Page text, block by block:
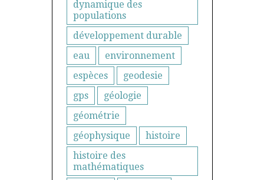
dynamique des
populations
développement durable
eau
environnement
espèces
geodesie
gps
géologie
géométrie
géophysique
histoire
histoire des
mathématiques